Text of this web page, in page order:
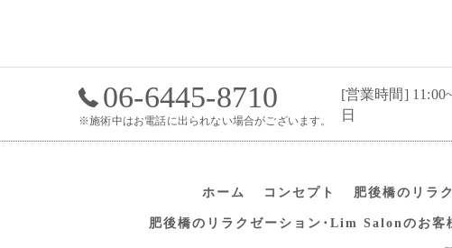
06-6445-8710
※施術中はお電話に出られない場合がございます。
[営業時間]
日
ホーム コンセプト 肥後橋のリラ
肥後橋のリラクゼーション･Lim Salonのお客